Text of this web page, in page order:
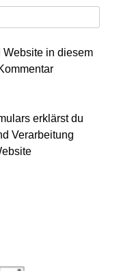
Website in diesem
erklärst du
Verarbeitung